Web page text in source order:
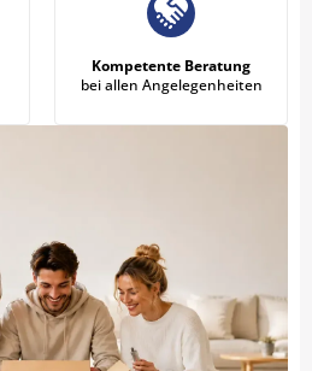
Kompetente Beratung
bei allen Angelegenheiten